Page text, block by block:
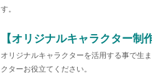
す。
【オリジナルキャラクター制
オリジナルキャラクターを活用する事で生
クターお役立てください。